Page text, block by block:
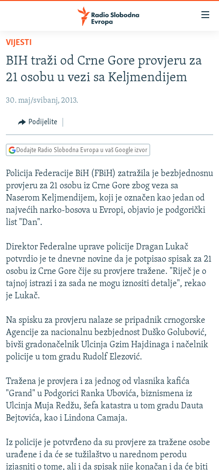
Pređite
glavni
sadržaj
na
navigaciju
Pređite
na
BOSNA I HERCEGOVINA
KOSOVO
CRNA GORA
VIDEO
FOTOGALERIJE
INFOGRAFIKE
PODCASTI
RAT U UKRAJINI
KINA NA BALKANU
RSE PRIČE IZ SVIJETA
ISPRIČAJ MI
DNEVNO@RSE
SPECIJALI RSE
VIŠE OD NASLOVA
GENOCID U SREBRENICI
POPLAVE I KLIZIŠTA U BIH 2024.
TV LIBERTY
POST SCRIPTUM
TRI DECENIJE OD RATA U BIH
SVE KARTE DEJTONA
NASTANAK I RASPAD JUGOSLAVIJE
PRATITE NAS
Sve RFE/RL stranice
VIJESTI
BIH traži od Crne Gore provjeru za
21 osobu u vezi sa Keljmendijem
30. maj/svibanj, 2013.
Podijelite
Dodajte Radio Slobodna Evropa u vaš Google izvor
Policija Federacije BiH (FBiH) zatražila je bezbjednosnu
provjeru za 21 osobu iz Crne Gore zbog veza sa
Naserom Keljmendijem, koji je označen kao jedan od
najvećih narko-bosova u Evropi, objavio je podgorički
list "Dan".
Direktor Federalne uprave policije Dragan Lukač
potvrdio je te dnevne novine da je potpisao spisak za 21
osobu iz Crne Gore čije su provjere tražene. "Riječ je o
tajnoj istrazi i za sada ne mogu iznositi detalje", rekao
je Lukač.
Na spisku za provjeru nalaze se pripadnik crnogorske
Agencije za nacionalnu bezbjednost Duško Golubović,
bivši gradonačelnik Ulcinja Gzim Hajdinaga i načelnik
policije u tom gradu Rudolf Elezović.
Tražena je provjera i za jednog od vlasnika kafića
"Grand" u Podgorici Ranka Ubovića, biznismena iz
Ulcinja Muja Redžu, šefa katastra u tom gradu Dauta
Bejtovića, kao i Lindona Camaja.
Iz policije je potvrđeno da su provjere za tražene osobe
urađene i da će se tužilaštvo u narednom perodu
izjasniti o tome, ali i da spisak nije konačan i da će biti